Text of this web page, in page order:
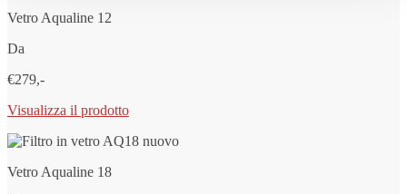
Vetro Aqualine 12
Da
€279,-
Visualizza il prodotto
Vetro Aqualine 18